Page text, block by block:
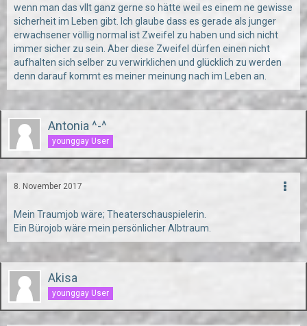
wenn man das vllt ganz gerne so hätte weil es einem ne gewisse
sicherheit im Leben gibt. Ich glaube dass es gerade als junger
erwachsener völlig normal ist Zweifel zu haben und sich nicht
immer sicher zu sein. Aber diese Zweifel dürfen einen nicht
aufhalten sich selber zu verwirklichen und glücklich zu werden
denn darauf kommt es meiner meinung nach im Leben an.
Antonia ^-^
younggay User
8. November 2017
Mein Traumjob wäre; Theaterschauspielerin.
Ein Bürojob wäre mein persönlicher Albtraum.
Akisa
younggay User